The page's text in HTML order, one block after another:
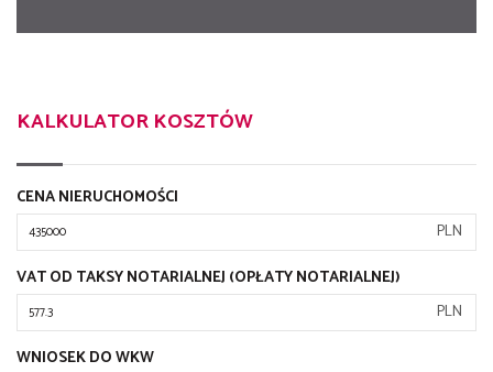
KALKULATOR KOSZTÓW
CENA NIERUCHOMOŚCI
PLN
VAT OD TAKSY NOTARIALNEJ (OPŁATY NOTARIALNEJ)
PLN
WNIOSEK DO WKW